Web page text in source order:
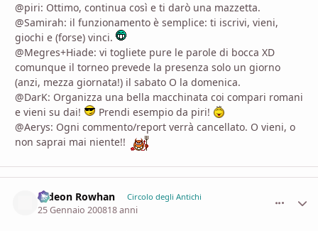
@piri: Ottimo, continua così e ti darò una mazzetta.
@Samirah: il funzionamento è semplice: ti iscrivi, vieni,
giochi e (forse) vinci.
@Megres+Hiade: vi togliete pure le parole di bocca XD
comunque il torneo prevede la presenza solo un giorno
(anzi, mezza giornata!) il sabato O la domenica.
@DarK: Organizza una bella macchinata coi compari romani
e vieni su dai!
Prendi esempio da piri!
@Aerys: Ogni commento/report verrà cancellato. O vieni, o
non saprai mai niente!!
Gideon Rowhan Circolo degli Antichi
25 Gennaio 200818 anni